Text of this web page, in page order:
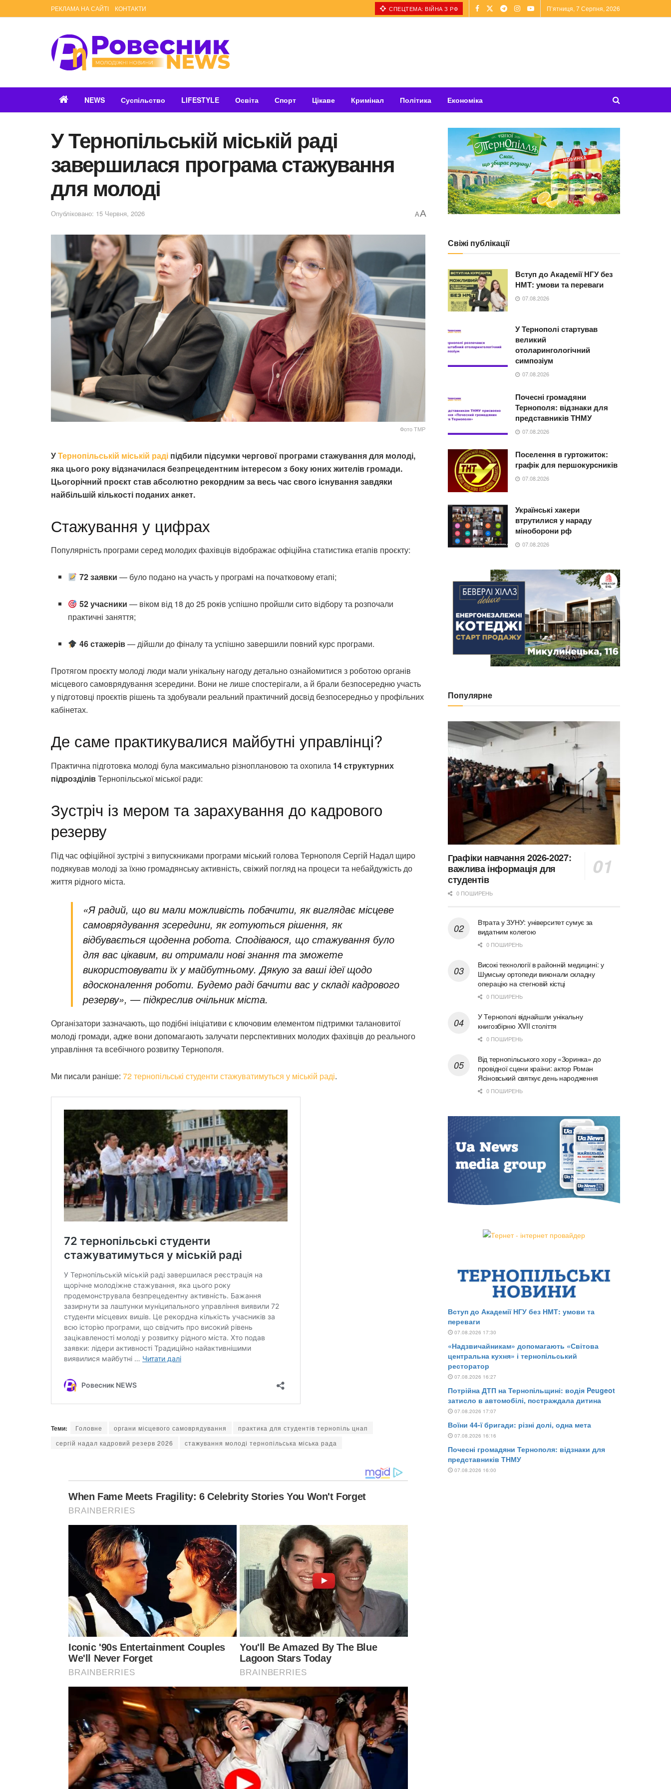
РЕКЛАМА НА САЙТІ КОНТАКТИ СПЕЦТЕМА: ВІЙНА З РФ П’ятниця, 7 Серпня, 2026
NEWS Суспільство LIFESTYLE Освіта Спорт Цікаве Кримінал Політика Економіка
У Тернопільській міській раді
завершилася програма стажування
для молоді
Опубліковано: 15 Червня, 2026 AA
Фото ТМР
УТернопільській міській раді підбили підсумки чергової програми стажування для молоді,
яка цього року відзначилася безпрецедентним інтересом з боку юних жителів громади.
Цьогорічний проєкт став абсолютно рекордним за весь час свого існування завдяки
найбільшій кількості поданих анкет.
Стажування у цифрах
Популярність програми серед молодих фахівців відображає офіційна статистика етапів проєкту:
72 заявки — було подано на участь у програмі на початковому етапі;
52 учасники — віком від 18 до 25 років успішно пройшли сито відбору та розпочали
практичні заняття;
46 стажерів— дійшли до фіналу та успішно завершили повний курс програми.
Протягом проєкту молоді люди мали унікальну нагоду детально ознайомитися з роботою органів
місцевого самоврядування зсередини. Вони не лише спостерігали, а й брали безпосередню участь
у підготовці проєктів рішень та здобували реальний практичний досвід безпосередньо у профільних
кабінетах.
Де саме практикувалися майбутні управлінці?
Практична підготовка молоді була максимально різноплановою та охопила 14 структурних
підрозділівТернопільської міської ради:
Зустріч із мером та зарахування до кадрового
резерву
Під час офіційної зустрічі з випускниками програми міський голова Тернополя Сергій Надал щиро
подякував молоді за їхню громадянську активність, свіжий погляд на процеси та небайдужість до
життя рідного міста.
«Я радий, що ви мали можливість побачити, як виглядає місцеве
самоврядування зсередини, як готуються рішення, як
відбувається щоденна робота. Сподіваюся, що стажування було
для вас цікавим, ви отримали нові знання та зможете
використовувати їх у майбутньому. Дякую за ваші ідеї щодо
вдосконалення роботи. Будемо раді бачити вас у складі кадрового
резерву», — підкреслив очільник міста.
Організатори зазначають, що подібні ініціативи є ключовим елементом підтримки талановитої
молоді громади, адже вони допомагають залучати перспективних молодих фахівців до реального
управління та всебічного розвитку Тернополя.
Ми писали раніше: 72 тернопільські студенти стажуватимуться у міській раді.
Теми: Головне органи місцевого самоврядування
практика для студентів тернопіль цнап
сергій надал кадровий резерв 2026
стажування молоді тернопільська міська рада
Свіжі публікації
Вступ до Академії НГУ без
НМТ: умови та переваги
07.08.2026
У Тернополі стартував
великий
отоларингологічний
симпозіум
07.08.2026
Почесні громадяни
Тернополя: відзнаки для
представників ТНМУ
07.08.2026
Поселення в гуртожиток:
графік для першокурсників
07.08.2026
Українські хакери
втрутилися у нараду
міноборони рф
07.08.2026
Популярне
Графіки навчання 2026-2027:
важлива інформація для
студентів
0 ПОШИРЕНЬ
Втрата у ЗУНУ: університет сумує за
видатним колегою
0 ПОШИРЕНЬ
Високі технології в районній медицині: у
Шумську ортопеди виконали складну
операцію на стегновій кістці
0 ПОШИРЕНЬ
У Тернополі віднайшли унікальну
книгозбірню XVII століття
0 ПОШИРЕНЬ
Від тернопільського хору «Зоринка» до
провідної сцени країни: актор Роман
Ясіновський святкує день народження
0 ПОШИРЕНЬ